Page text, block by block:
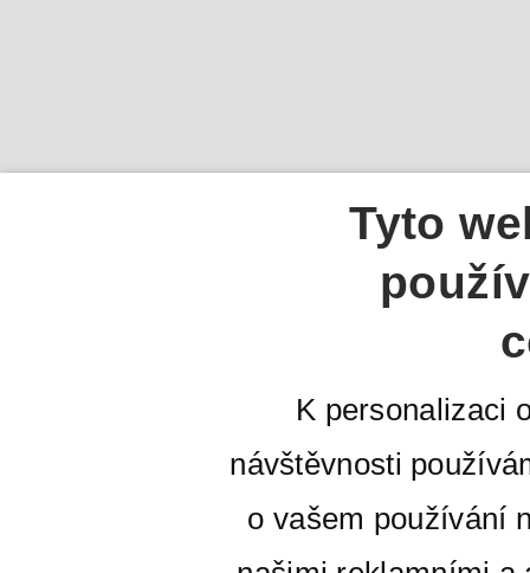
Tyto
K personalizaci
návštěvnosti
o vašem používání